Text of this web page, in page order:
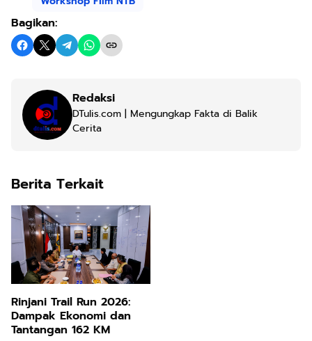
Bagikan:
Redaksi
DTulis.com | Mengungkap Fakta di Balik
Cerita
Berita Terkait
Rinjani Trail Run 2026:
Dampak Ekonomi dan
Tantangan 162 KM